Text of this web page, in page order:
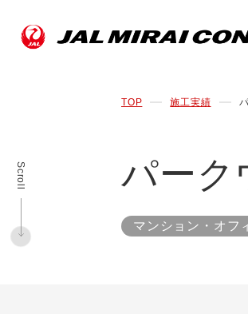
TOP 施工実績
パーク
マンション・オフ
Scroll